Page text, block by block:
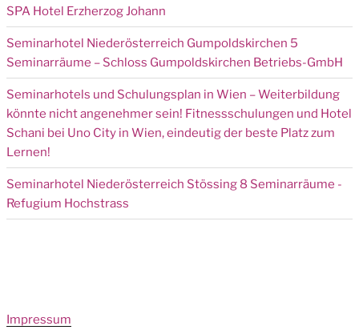
SPA Hotel Erzherzog Johann
Seminarhotel Niederösterreich Gumpoldskirchen 5
Seminarräume – Schloss Gumpoldskirchen Betriebs-GmbH
Seminarhotels und Schulungsplan in Wien – Weiterbildung
könnte nicht angenehmer sein! Fitnessschulungen und Hotel
Schani bei Uno City in Wien, eindeutig der beste Platz zum
Lernen!
Seminarhotel Niederösterreich Stössing 8 Seminarräume -
Refugium Hochstrass
Impressum